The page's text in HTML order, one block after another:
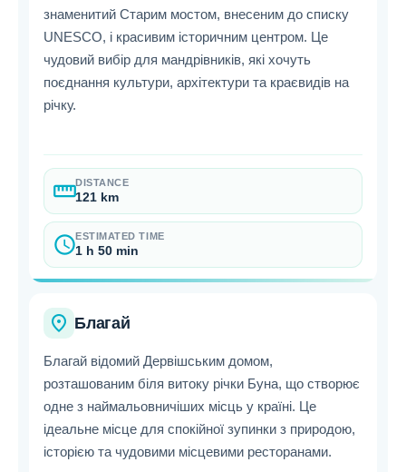
знаменитий Старим мостом, внесеним до списку
UNESCO, і красивим історичним центром. Це
чудовий вибір для мандрівників, які хочуть
поєднання культури, архітектури та краєвидів на
річку.
straightenDISTANCE
121 km
scheduleESTIMATED TIME
1 h 50 min
place Благай
Благай відомий Дервішським домом,
розташованим біля витоку річки Буна, що створює
одне з наймальовничіших місць у країні. Це
ідеальне місце для спокійної зупинки з природою,
історією та чудовими місцевими ресторанами.